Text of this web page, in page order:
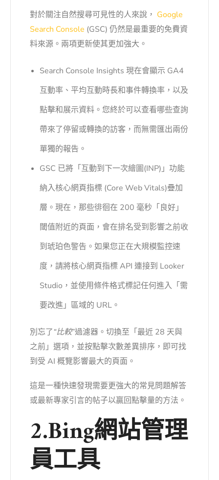
對於關注自然搜尋可見性的人來說， Google
Search Console (GSC) 仍然是最重要的免費資
料來源。兩項更新使其更加強大。
Search Console Insights 現在會顯示 GA4
互動率、平均互動時長和事件轉換率，以及
點擊和展示資料。您終於可以查看哪些查詢
帶來了停留或轉換的訪客，而無需匯出兩份
單獨的報告。
GSC 已將 「互動到下一次繪圖(INP)」功能
納入核心網頁指標 (Core Web Vitals)疊加
層。現在，那些徘徊在 200 毫秒「良好」
閾值附近的頁面，會在排名受到影響之前收
到琥珀色警告。如果您正在大規模監控速
度，請將核心網頁指標 API 連接到 Looker
Studio，並使用條件格式標記任何進入「需
要改進」區域的 URL。
別忘了“比較”過濾器。切換至「最近 28 天與
之前」選項，並按點擊次數差異排序，即可找
到受 AI 概覽影響最大的頁面。
這是一種快速發現需要更強大的常見問題解答
或最新專家引言的帖子以贏回點擊量的方法。
2.Bing網站管理
員工具